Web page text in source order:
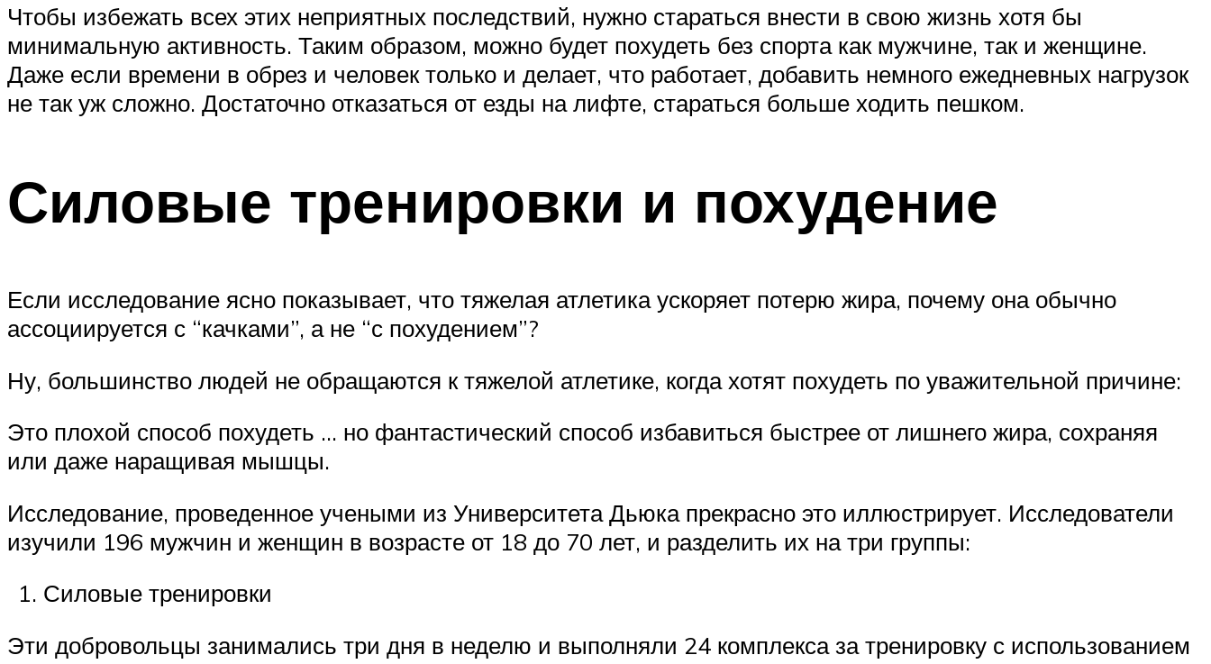
Чтобы избежать всех этих неприятных последствий, нужно стараться внести в свою жизнь хотя бы
минимальную активность. Таким образом, можно будет похудеть без спорта как мужчине, так и женщине.
Даже если времени в обрез и человек только и делает, что работает, добавить немного ежедневных нагрузок
не так уж сложно. Достаточно отказаться от езды на лифте, стараться больше ходить пешком.
Силовые тренировки и похудение
Если исследование ясно показывает, что тяжелая атлетика ускоряет потерю жира, почему она обычно
ассоциируется с “качками”, а не “с похудением”?
Ну, большинство людей не обращаются к тяжелой атлетике, когда хотят похудеть по уважительной причине:
Это плохой способ похудеть … но фантастический способ избавиться быстрее от лишнего жира, сохраняя
или даже наращивая мышцы.
Исследование, проведенное учеными из Университета Дьюка прекрасно это иллюстрирует. Исследователи
изучили 196 мужчин и женщин в возрасте от 18 до 70 лет, и разделить их на три группы:
Силовые тренировки
Эти добровольцы занимались три дня в неделю и выполняли 24 комплекса за тренировку с использованием